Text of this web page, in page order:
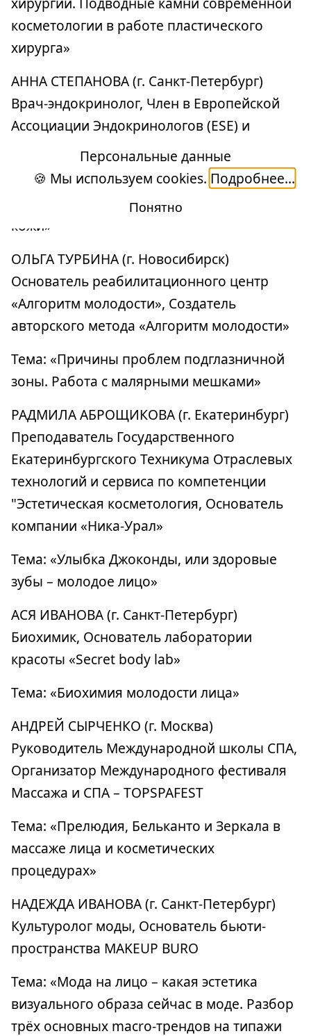
косметологии в работе пластического
хирурга»
АННА СТЕПАНОВА (г. Санкт-Петербург)
Врач-эндокринолог, Член в Европейской
Ассоциации Эндокринологов (ESE) и
Американской Диабетологической
Ассоциации (ADA)
Тема: «Эндокринные аспекты старения
кожи»
ОЛЬГА ТУРБИНА (г. Новосибирск)
Основатель реабилитационного центр
«Алгоритм молодости», Создатель
авторского метода «Алгоритм молодости»
Тема: «Причины проблем подглазничной
зоны. Работа с малярными мешками»
РАДМИЛА АБРОЩИКОВА (г. Екатеринбург)
Преподаватель Государственного
Екатеринбургского Техникума Отраслевых
технологий и сервиса по компетенции
"Эстетическая косметология, Основатель
компании «Ника-Урал»
Тема: «Улыбка Джоконды, или здоровые
зубы – молодое лицо»
АСЯ ИВАНОВА (г. Санкт-Петербург)
Биохимик, Основатель лаборатории
красоты «Secret body lab»
Тема: «Биохимия молодости лица»
АНДРЕЙ СЫРЧЕНКО (г. Москва)
Руководитель Международной школы СПА,
Организатор Международного фестиваля
Массажа и СПА – TOPSPAFEST
Тема: «Прелюдия, Бельканто и Зеркала в
массаже лица и косметических
процедурах»
НАДЕЖДА ИВАНОВА (г. Санкт-Петербург)
Культуролог моды, Основатель бьюти-
пространства MAKEUP BURO
Тема: «Мода на лицо – какая эстетика
визуального образа сейчас в моде. Разбор
трёх основных macro-трендов на типажи
Персональные данные
🍪 Мы используем cookies. Подробнее...
Понятно